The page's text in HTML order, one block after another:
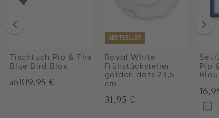
Tischtuch Pip & The
Blue Bird Blau
ab109,95 €
BESTSELLER
Royal White
Frühstücksteller
golden dots 23,5
cm
31,95 €
Set/
Pip
Blau